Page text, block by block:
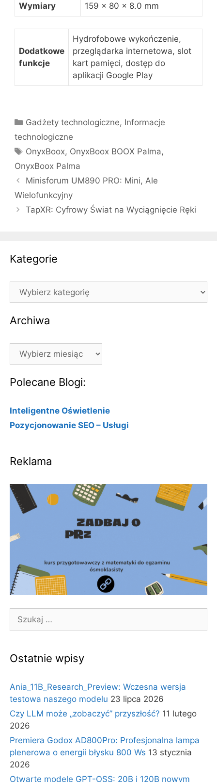
Wymiary 159 x 80 x 8.0 mm
Dodatkowe
funkcje
Hydrofobowe wykończenie,
przeglądarka internetowa, slot
kart pamięci, dostęp do
aplikacji Google Play
Kategorie
Gadżety technologiczne, Informacje
technologiczne
Tagi
OnyxBoox, OnyxBoox BOOX Palma,
OnyxBoox Palma
Minisforum UM890 PRO: Mini, Ale
Wielofunkcyjny
TapXR: Cyfrowy Świat na Wyciągnięcie Ręki
Kategorie
Kategorie
Archiwa
Archiwa
Polecane Blogi:
Inteligentne Oświetlenie
Pozycjonowanie SEO – Usługi
Reklama
Szukaj:
Ostatnie wpisy
Ania_11B_Research_Preview: Wczesna wersja
testowa naszego modelu 23 lipca 2026
Czy LLM może „zobaczyć” przyszłość? 11 lutego
2026
Premiera Godox AD800Pro: Profesjonalna lampa
plenerowa o energii błysku 800 Ws 13 stycznia
2026
Otwarte modele GPT-OSS: 20B i 120B nowym